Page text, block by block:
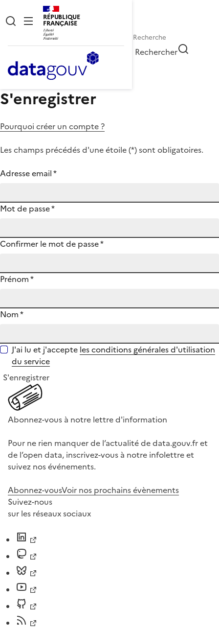
RÉPUBLIQUE
FRANÇAISE
Rechercher
S'enregistrer
Pourquoi créer un compte ?
Les champs précédés d'une étoile (*) sont obligatoires.
Adresse email*
Mot de passe*
Confirmer le mot de passe*
Prénom*
Nom*
J'ai lu et j'accepte les conditions générales d'utilisation
du service
S'enregistrer
Abonnez-vous à notre lettre d'information
Pour ne rien manquer de l’actualité de data.gouv.fr et
de l’open data, inscrivez-vous à notre infolettre et
suivez nos événements.
Abonnez-vousVoir nos prochains évènements
Suivez-nous
sur les réseaux sociaux